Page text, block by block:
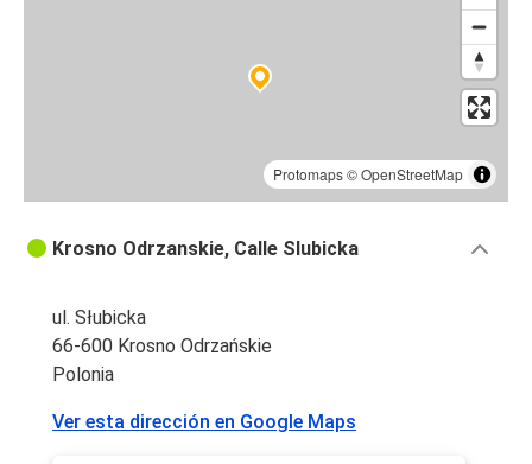
Protomaps©OpenStreetMap
Krosno Odrzanskie, Calle Slubicka
ul. Słubicka
66-600 Krosno Odrzańskie
Polonia
Ver esta dirección en Google Maps